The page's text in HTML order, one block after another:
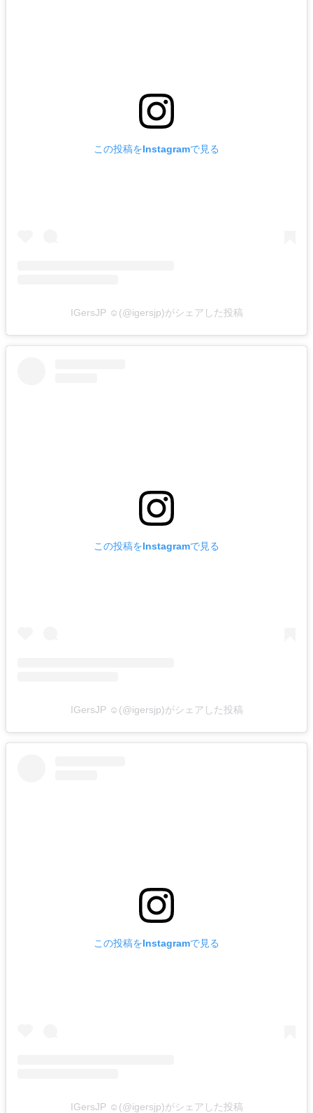
この投稿をInstagramで見る
IGersJP ☺︎(@igersjp)がシェアした投稿
この投稿をInstagramで見る
IGersJP ☺︎(@igersjp)がシェアした投稿
この投稿をInstagramで見る
IGersJP ☺︎(@igersjp)がシェアした投稿